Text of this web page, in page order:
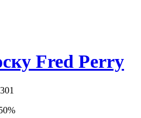
Fred Perry